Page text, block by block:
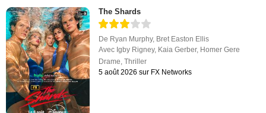
The Shards
De Ryan Murphy, Bret Easton Ellis
Avec Igby Rigney, Kaia Gerber, Homer Gere
Drame ,Thriller
5 août 2026 sur FX Networks